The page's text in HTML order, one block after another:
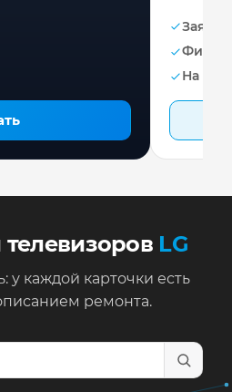
Заявка
На
LG
каждой карточки есть
ремонта.